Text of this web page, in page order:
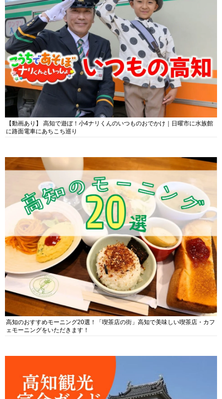
【動画あり】 高知で遊ぼ！小4ナリくんのいつものおでかけ｜日曜市に水族館
に路面電車にあちこち巡り
高知のおすすめモーニング20選！「喫茶店の街」高知で美味しい喫茶店・カフ
ェモーニングをいただきます！